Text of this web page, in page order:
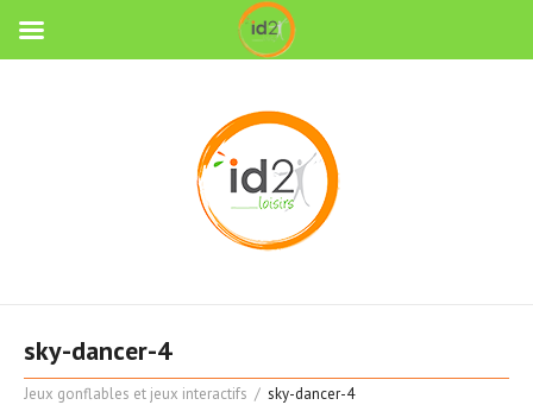
sky-dancer-4
Jeux gonflables et jeux interactifs sky-dancer-4